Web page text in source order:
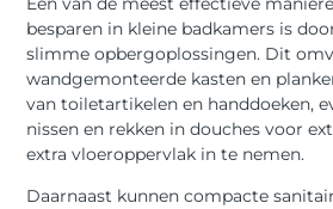
besparen in kleine badkamers is
slimme opbergoplossingen. Dit
wandgemonteerde kasten en
van toiletartikelen en handdoeken,
nissen en rekken in douches voor
extra vloeroppervlak in te nemen.
Daarnaast kunnen compacte